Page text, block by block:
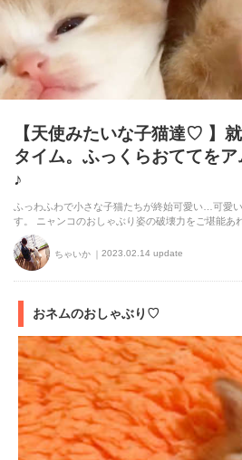
【天使みたいな子猫達♡ 】
タイム。ふっくらおててを
♪
ふっわふわで小さな子猫たちが終始可愛い…可愛
す。 ニャンコのおしゃぶり姿の破壊力をご堪能あ
ちゃいか 2023.02.14 update
おネムのおしゃぶり♡
いぬ部をフォロー
ね
アプリをダウン